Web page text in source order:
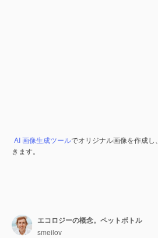
AI 画像生成ツールでオリジナル画像を作成し、
きます。
エコロジーの概念。ペットボトル
smeilov